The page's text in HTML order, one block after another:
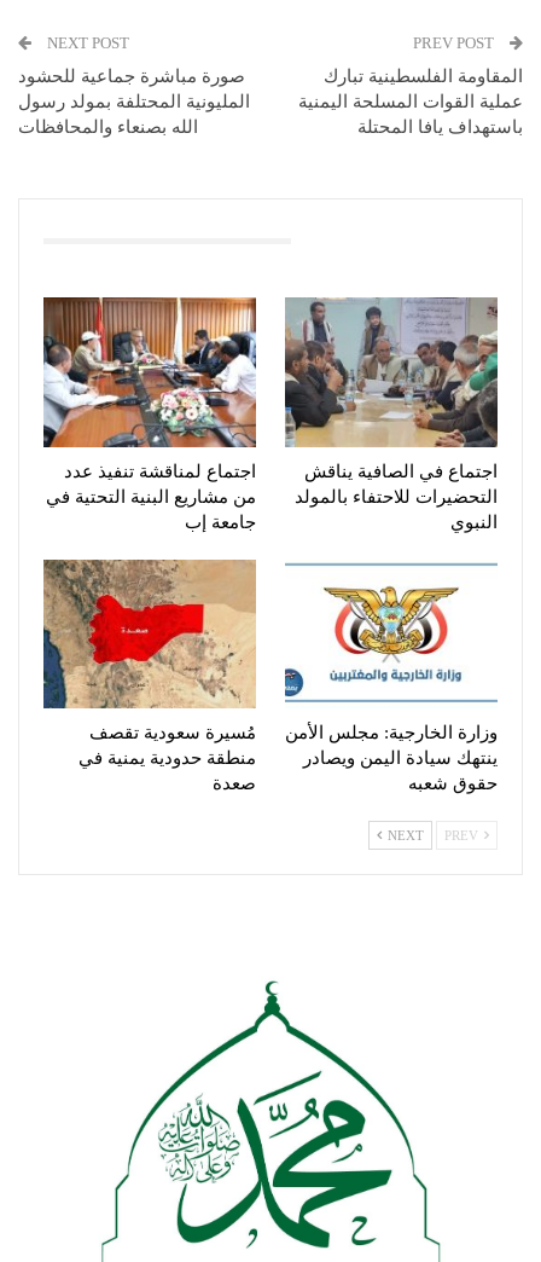
المقاومة الفلسطينية تبارك
عملية القوات المسلحة اليمنية
باستهداف يافا المحتلة
NEXT POST
صورة مباشرة جماعية للحشود
المليونية المحتلفة بمولد رسول
الله بصنعاء والمحافظات
اجتماع في الصافية يناقش
التحضيرات للاحتفاء بالمولد
النبوي
اجتماع لمناقشة تنفيذ عدد
من مشاريع البنية التحتية في
جامعة إب
وزارة الخارجية: مجلس الأمن
ينتهك سيادة اليمن ويصادر
حقوق شعبه
مُسيرة سعودية تقصف
منطقة حدودية يمنية في
صعدة
NEXT